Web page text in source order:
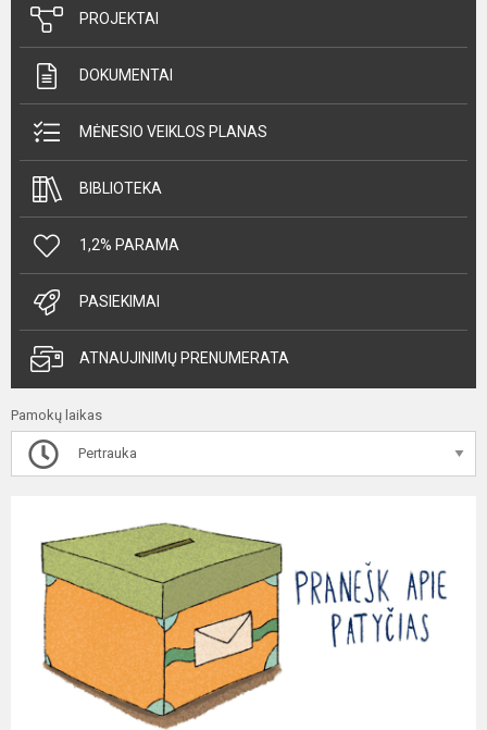
PROJEKTAI
DOKUMENTAI
MĖNESIO VEIKLOS PLANAS
BIBLIOTEKA
1,2% PARAMA
PASIEKIMAI
ATNAUJINIMŲ PRENUMERATA
Pamokų laikas
Pertrauka